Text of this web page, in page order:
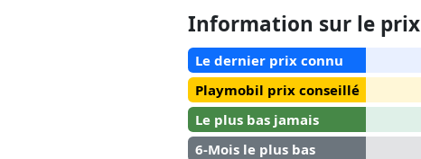
Information sur le prix
Le dernier prix connu
Playmobil prix conseillé
Le plus bas jamais
6-Mois le plus bas